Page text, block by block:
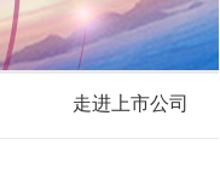
走进上市公司